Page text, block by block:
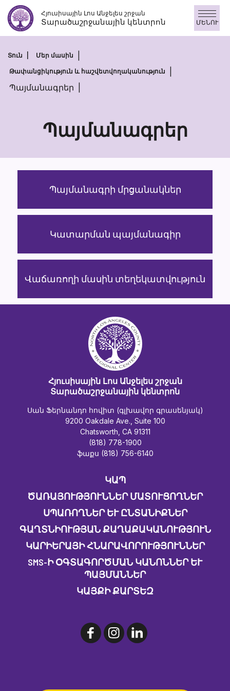
Անցնել
բովանդակությանըՀյուսիսային Լոս Անջելես շրջան
Տարածաշրջանային կենտրոն ՄԵՆՈՒ
Տուն Մեր մասին
Թափանցիկություն և հաշվետվողականություն
Պայմանագրեր
Պայմանագրեր
Պայմանագրի մրցանակներ
Կատարման պայմանագիր
Վաճառողի մասին տեղեկատվություն
Հյուսիսային Լոս Անջելես շրջան
Տարածաշրջանային կենտրոն
Սան Ֆերնանդո հովիտ (գլխավոր գրասենյակ)
9200 Oakdale Ave., Suite 100
Chatsworth, CA 91311
(818) 778-1900
ֆաքս (818) 756-6140
ԿԱՊ
ԾԱՌԱՅՈՒԹՅՈՒՆՆԵՐ ՄԱՏՈՒՑՈՂՆԵՐ
ՍՊԱՌՈՂՆԵՐ ԵՒ ԸՆՏԱՆԻՔՆԵՐ
ԳԱՂՏՆԻՈՒԹՅԱՆ ՔԱՂԱՔԱԿԱՆՈՒԹՅՈՒՆ
ԿԱՐԻԵՐԱՅԻ ՀՆԱՐԱՎՈՐՈՒԹՅՈՒՆՆԵՐ
SMS-Ի ՕԳՏԱԳՈՐԾՄԱՆ ԿԱՆՈՆՆԵՐ ԵՒ Պ
ԱՅՄԱՆՆԵՐ
ԿԱՅՔԻ ՔԱՐՏԵԶ